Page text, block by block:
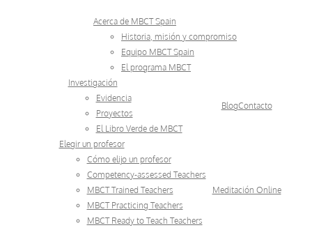
Acerca de MBCT Spain
Historia, misión y compromiso
Equipo MBCT Spain
El programa MBCT
Investigación
Evidencia
Proyectos
El Libro Verde de MBCT
BlogContacto
Elegir un profesor
Cómo elijo un profesor
Competency-assessed Teachers
MBCT Trained Teachers
MBCT Practicing Teachers
MBCT Ready to Teach Teachers
Meditación Online